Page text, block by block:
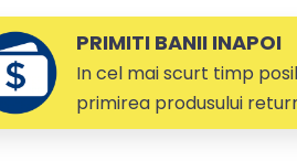
PRIMITI BANII INAPOI
In cel mai scurt timp
primirea produsului